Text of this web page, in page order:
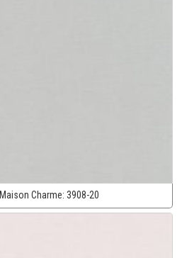
Maison Charme: 3908-20